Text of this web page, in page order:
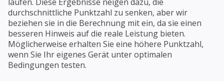
durchschnittliche Punktzahl zu senken, aber wir
beziehen sie in die Berechnung mit ein, da sie einen
besseren Hinweis auf die reale Leistung bieten.
Möglicherweise erhalten Sie eine höhere Punktzahl,
wenn Sie Ihr eigenes Gerät unter optimalen
Bedingungen testen.